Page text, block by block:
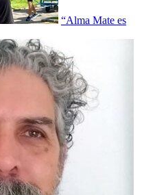
“Alma Mate es